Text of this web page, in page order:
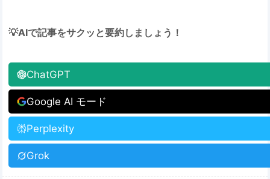
💡AIで記事をサクッと要約しましょう！
ChatGPT
Google AI モード
Perplexity
Grok